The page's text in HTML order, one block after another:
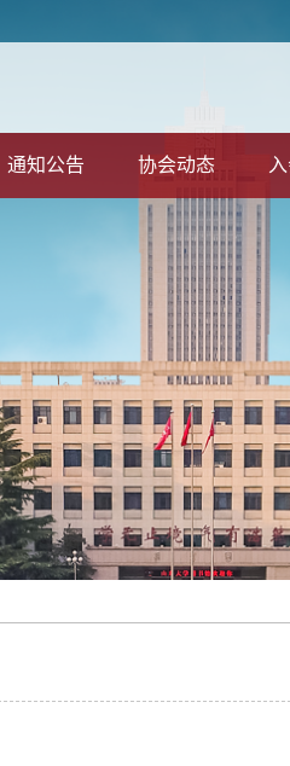
通知公告 协会动态